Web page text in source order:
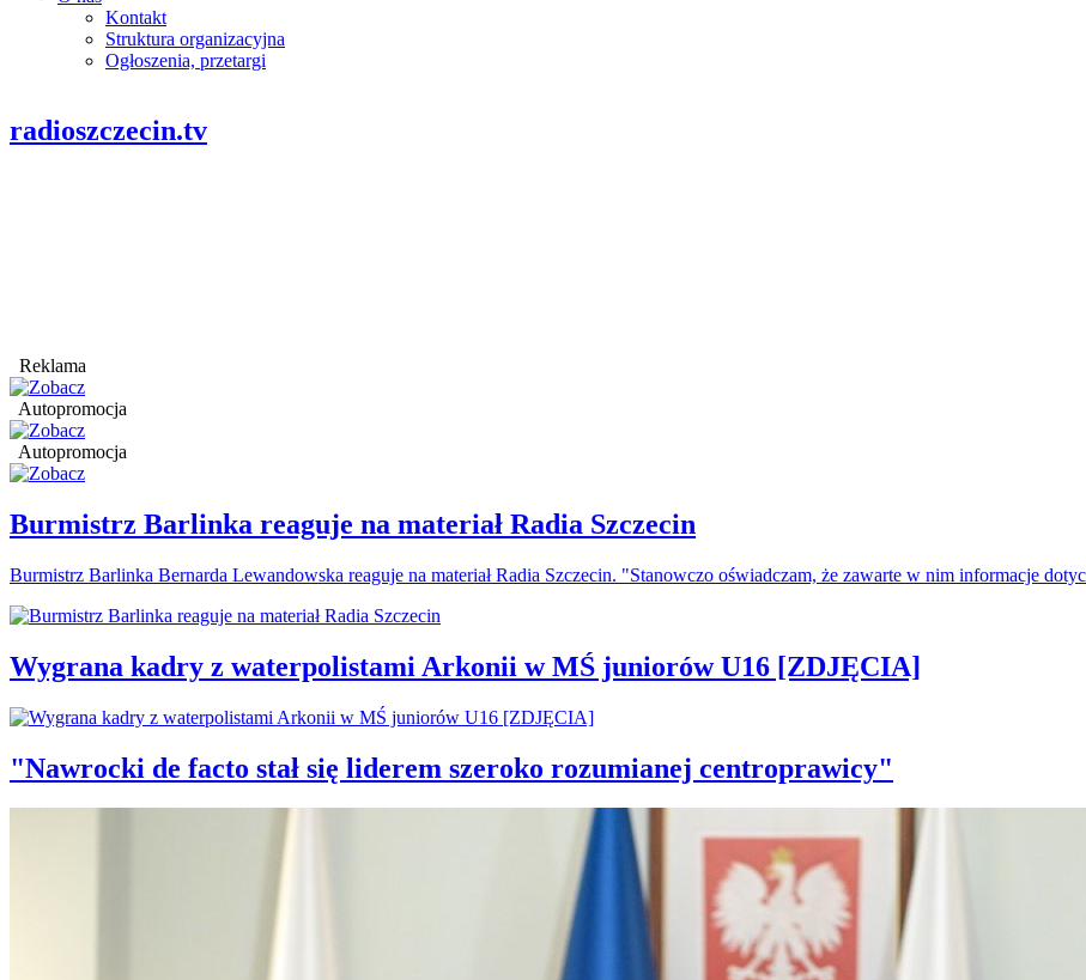
Kontakt
Struktura organizacyjna
Ogłoszenia, przetargi
radioszczecin.tv
Reklama
Autopromocja
Autopromocja
Burmistrz Barlinka reaguje na materiał Radia Szczecin
Burmistrz Barlinka Bernarda Lewandowska reaguje na materiał Radia Szczecin. "Stanowczo oświadczam, że zawarte w nim informacje
Wygrana kadry z waterpolistami Arkonii w MŚ juniorów U16 [ZDJĘCIA]
"Nawrocki de facto stał się liderem szeroko rozumianej centroprawicy"